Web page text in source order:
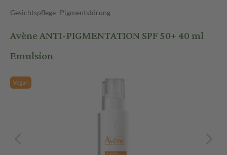
Gesichtspflege- Pigmentstörung
Avène ANTI-PIGMENTATION SPF 50+ 40 ml
Emulsion
Vegan